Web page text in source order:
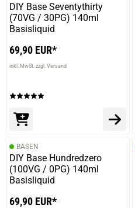
DIY Base Seventythirty
(70VG / 30PG) 140ml
Basisliquid
69,90 EUR*
inkl. MwSt. zzgl. Versand
BASEN
DIY Base Hundredzero
(100VG / 0PG) 140ml
Basisliquid
69,90 EUR*